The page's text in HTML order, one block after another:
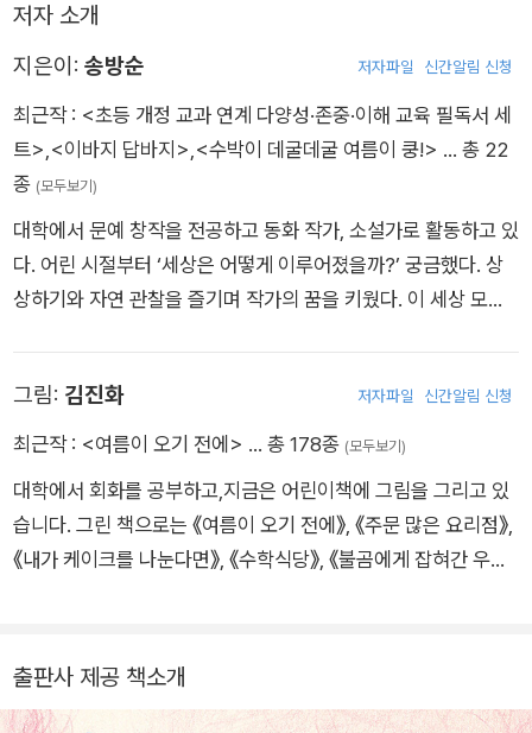
저자 소개
지은이: 송방순 저자파일 신간알림 신청
최근작 : <초등 개정 교과 연계 다양성·존중·이해 교육 필독서 세
트>,<이바지 답바지>,<수박이 데굴데굴 여름이 쿵!> … 총 22
종 (모두보기)
대학에서 문예 창작을 전공하고 동화 작가, 소설가로 활동하고 있
다. 어린 시절부터 ‘세상은 어떻게 이루어졌을까?’ 궁금했다. 상
상하기와 자연 관찰을 즐기며 작가의 꿈을 키웠다. 이 세상 모든
학상을 받았다. 쓴 책으로 동화 『전학생 김마리』 『일기렐라』 『내
마음 배송 완료』 『겨드랑이가 간지러워』 『날아라! 포장마차』 『주
『전갈자리』 등이 있다.
그림: 김진화 저자파일 신간알림 신청
최근작 : <여름이 오기 전에> … 총 178종 (모두보기)
대학에서 회화를 공부하고,지금은 어린이책에 그림을 그리고 있
습니다. 그린 책으로는 《여름이 오기 전에》, 《주문 많은 요리점》,
《내가 케이크를 나눈다면》, 《수학식당》, 《불곰에게 잡혀간 우리
니다.
출판사 제공 책소개